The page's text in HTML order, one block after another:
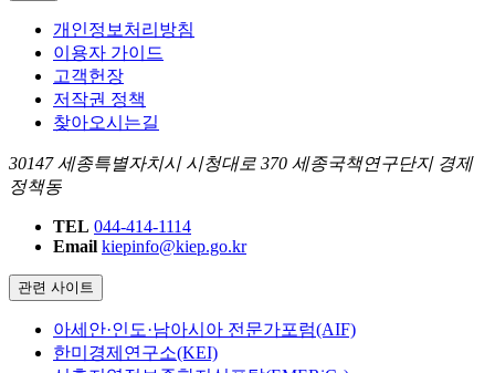
개인정보처리방침
이용자 가이드
고객헌장
저작권 정책
찾아오시는길
30147 세종특별자치시 시청대로 370 세종국책연구단지 경제
정책동
TEL 044-414-1114
Email kiepinfo@kiep.go.kr
관련 사이트
아세안·인도·남아시아 전문가포럼(AIF)
한미경제연구소(KEI)